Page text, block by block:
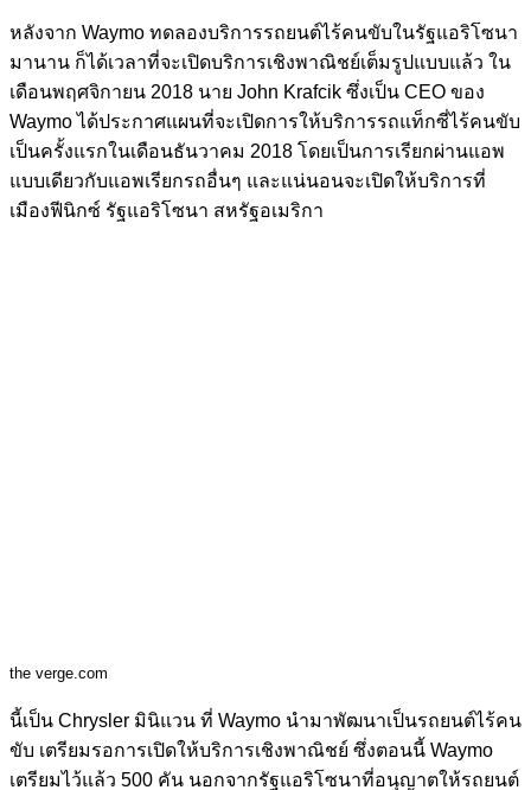
หลังจาก Waymo ทดลองบริการรถยนต์ไร้คนขับในรัฐแอริโซนา
มานาน ก็ได้เวลาที่จะเปิดบริการเชิงพาณิชย์เต็มรูปแบบแล้ว ใน
เดือนพฤศจิกายน 2018 นาย John Krafcik ซึ่งเป็น CEO ของ
Waymo ได้ประกาศแผนที่จะเปิดการให้บริการรถแท็กซี่ไร้คนขับ
เป็นครั้งแรกในเดือนธันวาคม 2018 โดยเป็นการเรียกผ่านแอพ
แบบเดียวกับแอพเรียกรถอื่นๆ และแน่นอนจะเปิดให้บริการที่
เมืองฟีนิกซ์ รัฐแอริโซนา สหรัฐอเมริกา
the verge.com
นี้เป็น Chrysler มินิแวน ที่ Waymo นำมาพัฒนาเป็นรถยนต์ไร้คน
ขับ เตรียมรอการเปิดให้บริการเชิงพาณิชย์ ซึ่งตอนนี้ Waymo
เตรียมไว้แล้ว 500 คัน นอกจากรัฐแอริโซนาที่อนุญาตให้รถยนต์